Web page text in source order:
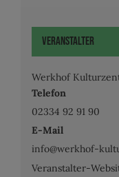
Veranstalter
Werkhof
Telefon
02334 92 91 90
E-Mail
info@werkhof-
Veranstalter-